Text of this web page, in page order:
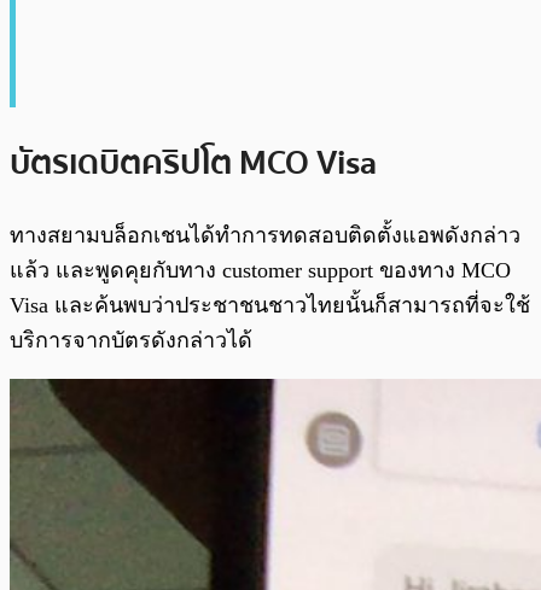
บัตรเดบิตคริปโต MCO Visa
ทางสยามบล็อกเชนได้ทำการทดสอบติดตั้งแอพดังกล่าว
แล้ว และพูดคุยกับทาง customer support ของทาง MCO
Visa และค้นพบว่าประชาชนชาวไทยนั้นก็สามารถที่จะใช้
บริการจากบัตรดังกล่าวได้